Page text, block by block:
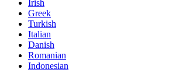
Irish
Greek
Turkish
Italian
Danish
Romanian
Indonesian